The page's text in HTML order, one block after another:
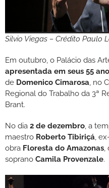
Silvio Viegas – Crédito Paulo
Em outubro, o Palácio das
apresentada em seus 55
de Domenico Cimarosa, no
Regional do Trabalho da 3ª
Brant.
No dia 2 de dezembro, a
maestro Roberto Tibiriçá,
obra Floresta do Amazonas,
soprano Camila Provenzale.